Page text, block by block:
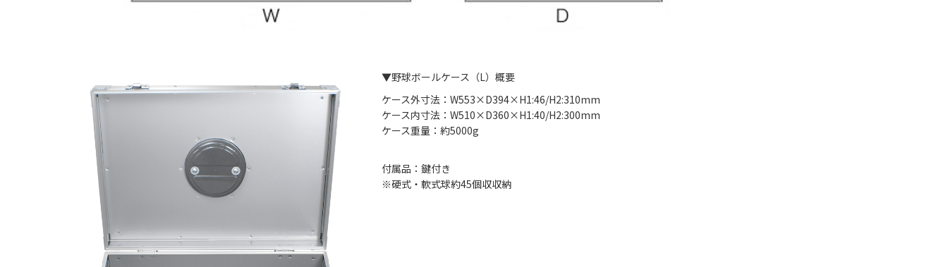
▼野球ボールケース（L）概要
ケース外寸法：W553×D394×H1:46/H2:310mm
ケース内寸法：W510×D360×H1:40/H2:300mm
ケース重量：約5000g
付属品：鍵付き
※硬式・軟式球約45個収収納